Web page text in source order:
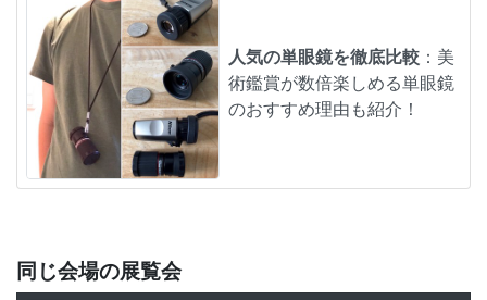
人気の単眼鏡を徹底比較 ：美
術鑑賞が数倍楽しめる単眼鏡
のおすすめ理由も紹介！
同じ会場の展覧会